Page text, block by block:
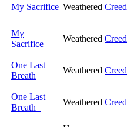
My Sacrifice Weathered Creed
My
Sacrifice
Weathered Creed
One Last
Breath
Weathered Creed
One Last
Breath
Weathered Creed